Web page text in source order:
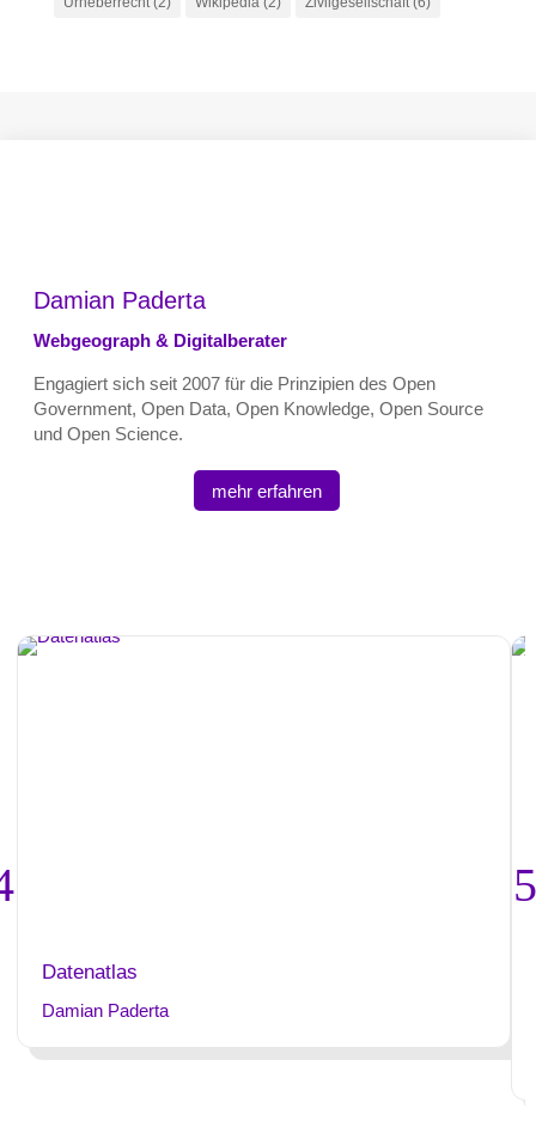
Damian Paderta
Webgeograph & Digitalberater
Engagiert sich seit 2007 für die Prinzipien des Open
Government, Open Data, Open Knowledge, Open Source
und Open Science.
mehr erfahren
Datenatlas
Damian Paderta